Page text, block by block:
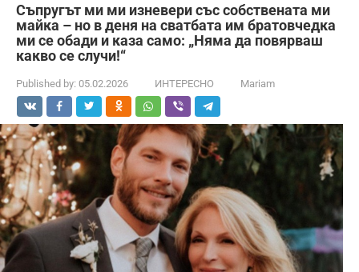
Съпругът ми ми изневери със собствената ми
майка – но в деня на сватбата им братовчедка
ми се обади и каза само: „Няма да повярваш
какво се случи!“
Published by: 05.02.2026 ИНТЕРЕСНО Mariam